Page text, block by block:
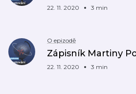
22. 11. 2020 3 min
O epizodě
Zápisník Martiny
22. 11. 2020 3 min